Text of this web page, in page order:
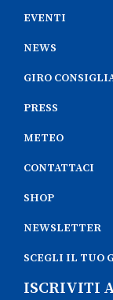
EVENTI
NEWS
GIRO
PRESS
METEO
CONTATTACI
SHOP
NEWSLETTER
SCEGLI IL TUO
ISCRIVITI